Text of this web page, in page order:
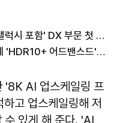
삼성전자, 역대급 실적의 그늘…'갤럭시 포함' DX 부문 첫 적자
삼성전자, 아마존 프라임 비디오에 'HDR10+ 어드밴스드' 기술 선보여
'8K AI 업스케일링 프
고 업스케일링해 저
수 있게 해 준다. 'AI